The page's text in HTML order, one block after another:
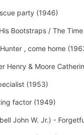
party (1946)
Bootstraps / The
, come home
Henry & Moore
(1953)
factor (1949)
John W. Jr.) -